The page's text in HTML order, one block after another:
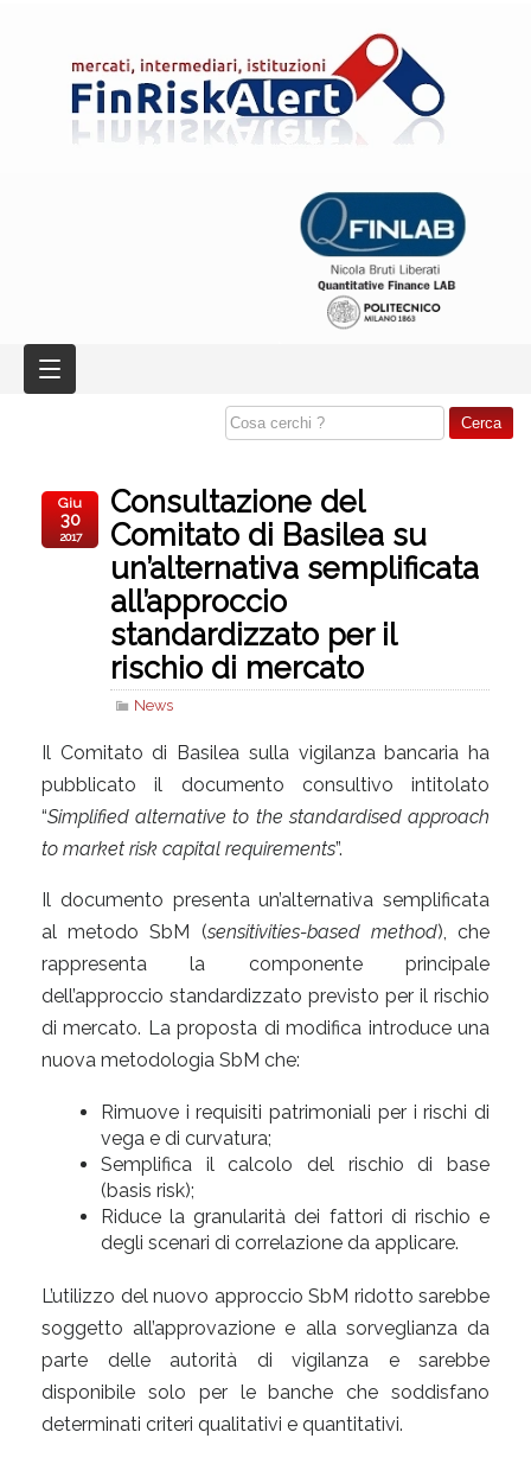
Consultazione del
Comitato di Basilea su
un’alternativa semplificata
all’approccio
standardizzato per il
rischio di mercato
News
Giu
30
2017
Il Comitato di Basilea sulla vigilanza bancaria ha
pubblicato il documento consultivo intitolato
“Simplified alternative to the standardised approach
to market risk capital requirements”.
Il documento presenta un’alternativa semplificata
al metodo SbM (sensitivities-based method), che
rappresenta la componente principale
dell’approccio standardizzato previsto per il rischio
di mercato. La proposta di modifica introduce una
nuova metodologia SbM che:
Rimuove i requisiti patrimoniali per i rischi di
vega e di curvatura;
Semplifica il calcolo del rischio di base
(basis risk);
Riduce la granularità dei fattori di rischio e
degli scenari di correlazione da applicare.
L’utilizzo del nuovo approccio SbM ridotto sarebbe
soggetto all’approvazione e alla sorveglianza da
parte delle autorità di vigilanza e sarebbe
disponibile solo per le banche che soddisfano
determinati criteri qualitativi e quantitativi.